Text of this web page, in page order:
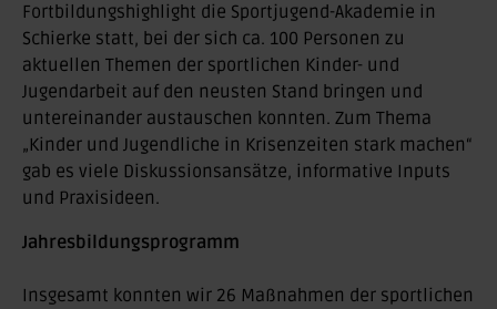
Fortbildungshighlight die Sportjugend-Akademie in
Schierke statt, bei der sich ca. 100 Personen zu
aktuellen Themen der sportlichen Kinder- und
Jugendarbeit auf den neusten Stand bringen und
untereinander austauschen konnten. Zum Thema
„Kinder und Jugendliche in Krisenzeiten stark machen“
gab es viele Diskussionsansätze, informative Inputs
und Praxisideen.
Jahresbildungsprogramm
Insgesamt konnten wir 26 Maßnahmen der sportlichen